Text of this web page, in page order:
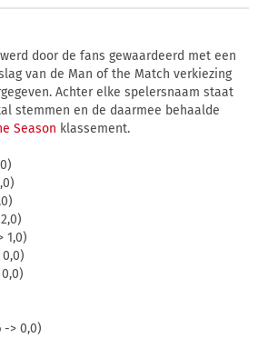
door de fans gewaardeerd met een
van de Man of the Match verkiezing
Achter elke spelersnaam staat
stemmen en de daarmee behaalde
Season klassement.
1,0)
> 0,0)